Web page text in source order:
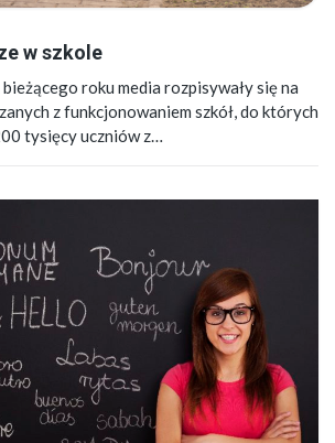
w szkole
roku media rozpisywały się na
z funkcjonowaniem szkół, do których
tysięcy uczniów z…